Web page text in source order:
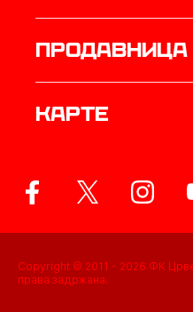
продавница
Карте
Copyright © 2011 - 2026 ФК
права задржана.